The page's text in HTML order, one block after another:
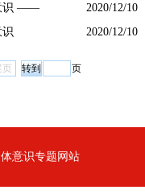
识 ——
工作座
2020/12/10
2020/12/10
页 页
意识专题网站